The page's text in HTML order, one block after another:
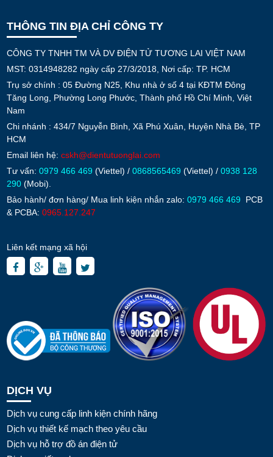
THÔNG TIN ĐỊA CHỈ CÔNG TY
CÔNG TY TNHH TM VÀ DV ĐIỆN TỬ TƯƠNG LAI VIỆT NAM
MST: 0314948282 ngày cấp 27/3/2018, Nơi cấp: TP. HCM
Trụ sở chính : 05 Đường N25, Khu nhà ở số 4 tại KĐTM Đông
Tăng Long, Phường Long Phước, Thành phố Hồ Chí Minh, Việt
Nam
Chi nhánh : 434/7 Nguyễn Bình, Xã Phú Xuân, Huyện Nhà Bè, TP
HCM
Email liên hệ: cskh@dientutuonglai.com
Tư vấn: 0979 466 469 (Viettel) / 0868565469 (Viettel) / 0938 128
290 (Mobi).
Bảo hành/ đơn hàng/ Mua linh kiện nhắn zalo: 0979 466 469
PCB
& PCBA: 0965.127.247
Liên kết mạng xã hội
DỊCH VỤ
Dịch vụ cung cấp linh kiện chính hãng
Dịch vụ thiết kế mạch theo yêu cầu
Dịch vụ hỗ trợ đồ án điện tử